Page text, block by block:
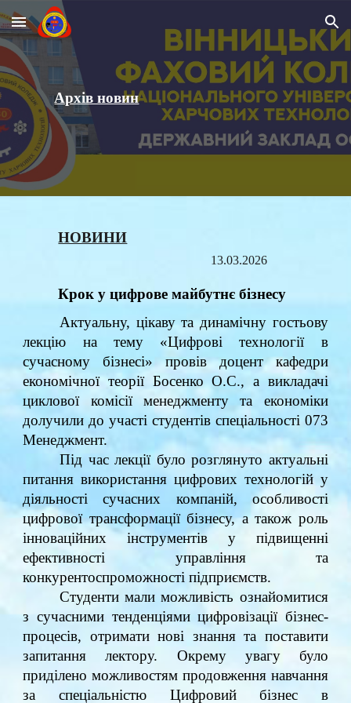
Skip to main content Skip to navigation
Архів новин
НОВИНИ
13.03.2026
Крок у цифрове майбутнє бізнесу
Актуальну, цікаву та динамічну гостьову
лекцію на тему «Цифрові технології в
сучасному бізнесі» провів доцент кафедри
економічної теорії Босенко О.С., а викладачі
циклової комісії менеджменту та економіки
долучили до участі студентів спеціальності 073
Менеджмент.
Під час лекції було розглянуто актуальні
питання використання цифрових технологій у
діяльності сучасних компаній, особливості
цифрової трансформації бізнесу, а також роль
інноваційних інструментів у підвищенні
ефективності управління та
конкурентоспроможності підприємств.
Студенти мали можливість ознайомитися
з сучасними тенденціями цифровізації бізнес-
процесів, отримати нові знання та поставити
запитання лектору. Окрему увагу було
приділено можливостям продовження навчання
за спеціальністю Цифровий бізнес в